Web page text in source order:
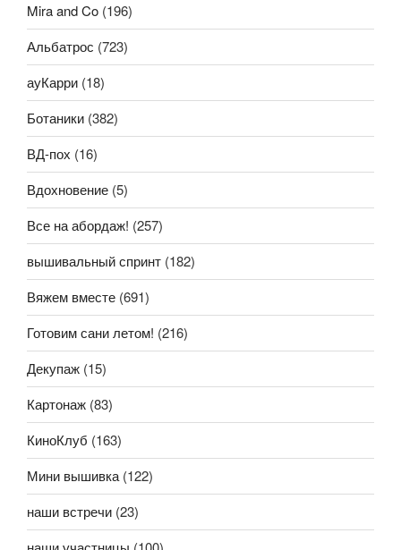
Mira and Co (196)
Альбатрос (723)
ауКарри (18)
Ботаники (382)
ВД-пох (16)
Вдохновение (5)
Все на абордаж! (257)
вышивальный спринт (182)
Вяжем вместе (691)
Готовим сани летом! (216)
Декупаж (15)
Картонаж (83)
КиноКлуб (163)
Мини вышивка(122)
наши встречи (23)